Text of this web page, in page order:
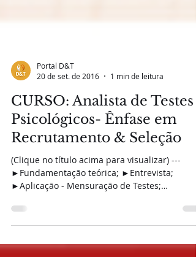
Portal D&T
20 de set. de 2016
1 min de leitura
CURSO: Analista de Testes
Psicológicos- Ênfase em
Recrutamento & Seleção
(Clique no título acima para visualizar) ---
►Aplicação - Mensuração de Testes;
►Elaboração de...